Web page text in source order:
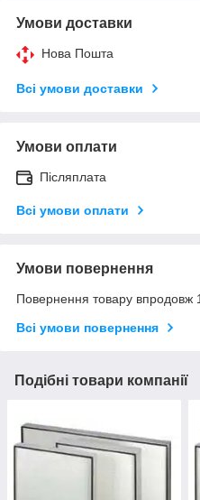
Умови доставки
Нова Пошта
Всі умови доставки
Умови оплати
Післяплата
Всі умови оплати
Умови повернення
Повернення товару впродовж
Всі умови повернення
Подібні товари компанії